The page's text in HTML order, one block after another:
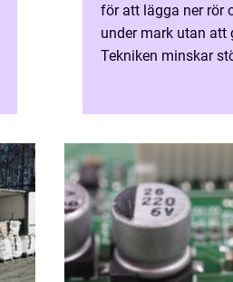
för att lägga ner rör
under mark utan att
Tekniken minskar